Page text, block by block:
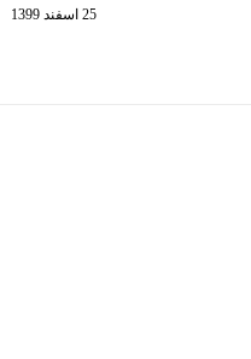
25 اسفند 1399